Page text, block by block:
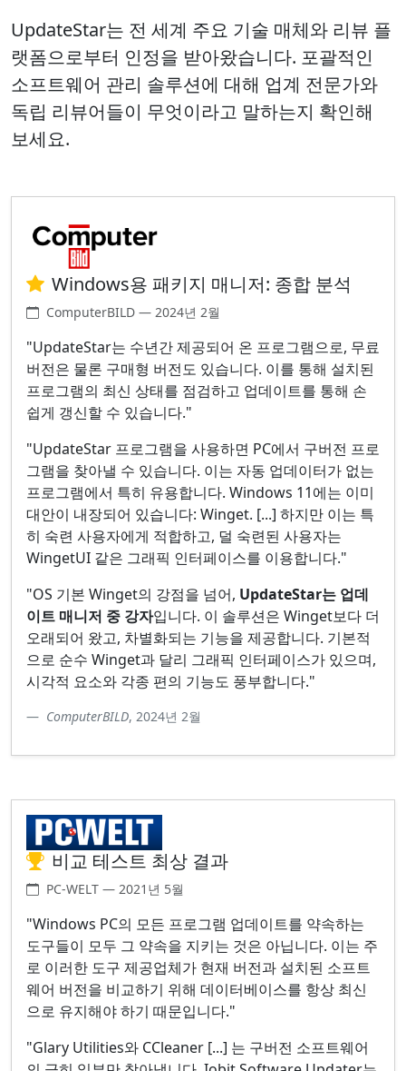
UpdateStar는 전 세계 주요 기술 매체와 리뷰 플
랫폼으로부터 인정을 받아왔습니다. 포괄적인
소프트웨어 관리 솔루션에 대해 업계 전문가와
독립 리뷰어들이 무엇이라고 말하는지 확인해
보세요.
Windows용 패키지 매니저: 종합 분석
ComputerBILD — 2024년 2월
"UpdateStar는 수년간 제공되어 온 프로그램으로, 무료
버전은 물론 구매형 버전도 있습니다. 이를 통해 설치된
프로그램의 최신 상태를 점검하고 업데이트를 통해 손
쉽게 갱신할 수 있습니다."
"UpdateStar 프로그램을 사용하면 PC에서 구버전 프로
그램을 찾아낼 수 있습니다. 이는 자동 업데이터가 없는
프로그램에서 특히 유용합니다. Windows 11에는 이미
대안이 내장되어 있습니다: Winget. [...] 하지만 이는 특
히 숙련 사용자에게 적합하고, 덜 숙련된 사용자는
WingetUI 같은 그래픽 인터페이스를 이용합니다."
"OS 기본 Winget의 강점을 넘어, UpdateStar는 업데
이트 매니저 중 강자입니다. 이 솔루션은 Winget보다 더
오래되어 왔고, 차별화되는 기능을 제공합니다. 기본적
으로 순수 Winget과 달리 그래픽 인터페이스가 있으며,
시각적 요소와 각종 편의 기능도 풍부합니다."
ComputerBILD, 2024년 2월
비교 테스트 최상 결과
PC-WELT — 2021년 5월
"Windows PC의 모든 프로그램 업데이트를 약속하는
도구들이 모두 그 약속을 지키는 것은 아닙니다. 이는 주
로 이러한 도구 제공업체가 현재 버전과 설치된 소프트
웨어 버전을 비교하기 위해 데이터베이스를 항상 최신
으로 유지해야 하기 때문입니다."
"Glary Utilities와 CCleaner [...] 는 구버전 소프트웨어